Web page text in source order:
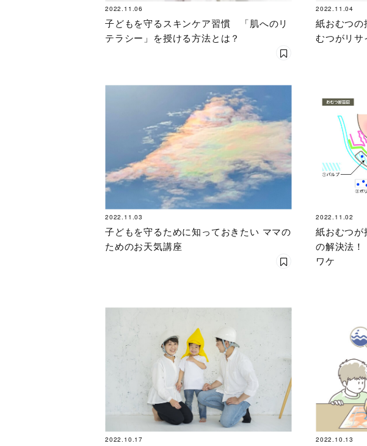
2022.11.06
子どもを守るスキンケア習慣 「肌へのリ
テラシー」を授ける方法とは？
2022.11.04
紙おむつ
むつがリサ
2022.11.03
子どもを守るために知っておきたい ママの
ためのお天気講座
2022.11.02
紙おむつが
の解決法
ワケ
2022.10.17 2022.10.13